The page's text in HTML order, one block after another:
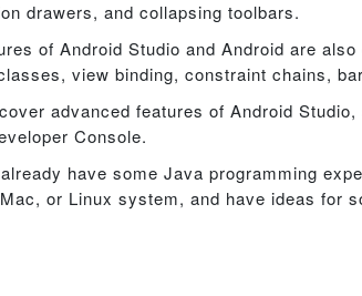
drawers, and collapsing toolbars.
of Android Studio and Android are
view binding, constraint chains,
advanced features of Android
Console.
have some Java programming
or Linux system, and have ideas for